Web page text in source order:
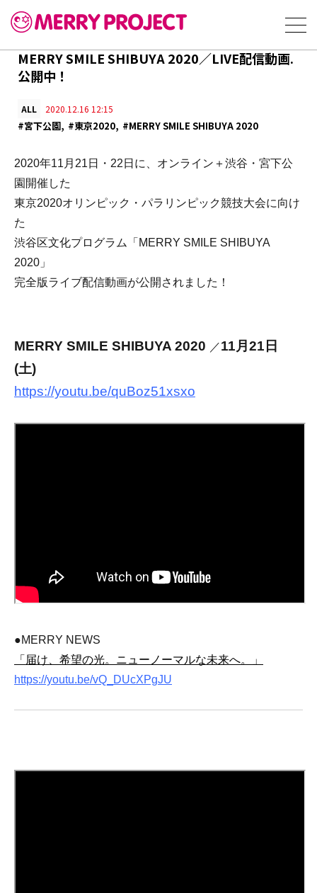
MERRY SMILE SHIBUYA 2020／LIVE配信動画.
公開中！
ALL 2020.12.16 12:15
#宮下公園 #東京2020 #MERRY SMILE SHIBUYA 2020
2020年11月21日・22日に、オンライン＋渋谷・宮下公
園開催した
東京2020オリンピック・パラリンピック競技大会に向け
た
渋谷区文化プログラム「MERRY SMILE SHIBUYA
2020」
完全版ライブ配信動画が公開されました！
MERRY SMILE SHIBUYA 2020 ／11月21日
(土)
https://youtu.be/quBoz51xsxo
●MERRY NEWS
「届け、希望の光。ニューノーマルな未来へ。」
https://youtu.be/vQ_DUcXPgJU